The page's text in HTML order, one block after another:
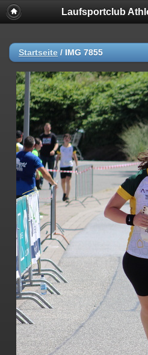
Laufsportclub
Startseite / IMG 7855